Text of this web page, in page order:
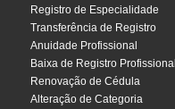
Registro de Especialidade
Transferência de Registro
Anuidade Profissional
Baixa de Registro Profissional
Renovação de Cédula
Alteração de Categoria